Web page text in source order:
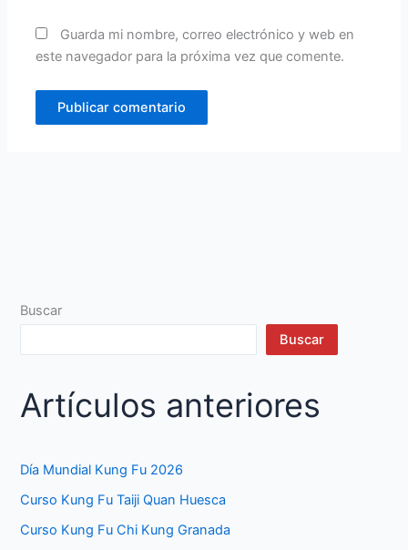
Guarda mi nombre, correo electrónico y web en
este navegador para la próxima vez que comente.
Buscar
Buscar
Artículos anteriores
Día Mundial Kung Fu 2026
Curso Kung Fu Taiji Quan Huesca
Curso Kung Fu Chi Kung Granada